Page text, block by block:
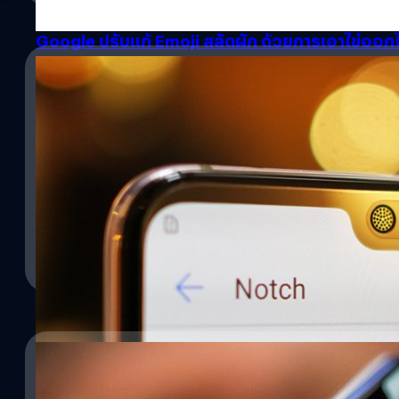
Google ปรับแก้ Emoji สลัดผัก ด้วยการเอาไข่ออ
Android P Beta 2 มีการเปลี่ยนแปลงในเรื่องของอีโมจิเล็กน้อย โดย
ได้ออกมาทวีตถึงการเปลี่ยนแปลงอีโมจิรูปสลัดผักที่จัดการลบไข่ออกไ
https://twitter.com/jenniferdaniel/status/
อย่างไรก็ตาม ดูเหมือนว่าทวีตดังกล่าวของ Jennifer จะทำให้เกิดด
บางส่วนที่ยินดีกับการลบไข่ออกไปแล้วนั้น ก็มีผู้ใช้ทวิตเตอร์บางส่วน
สำหรับ Android P Beta 2 นี้คาดว่าจะมาพร้อมกับอีโมจิใหม่ถึง
สอดคล้องกับการใช้งานภายในครอบครัวมากขึ้น ซึ่งเป็นแนวทางที่ห
ขึ้น อาทิเช่น เมื่อเดือนเมษายนที่ผ่านมา Apple เองก็ปรับอีโมจิจาก
Microsoft ก็ปรับอีโมจิตามเช่นกัน อ้างอิง
ณัฐพันธ์ ส่งวิรุฬห์ | 2982 days ago
Android P รองรับการแสดงผลรอยบาก แต่มีถึงส
Google เปิดตัว Android P อย่างเป็นทางการในงาน Google I/O
รอยบากได้แล้วด้วย สำหรับการแสดงผลรอยบากนั้นยังอยู่ในระหว่า
Android P ไม่ได้ลอก iPhone X มาแค่รอยบากอย่า